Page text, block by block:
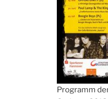
Programm